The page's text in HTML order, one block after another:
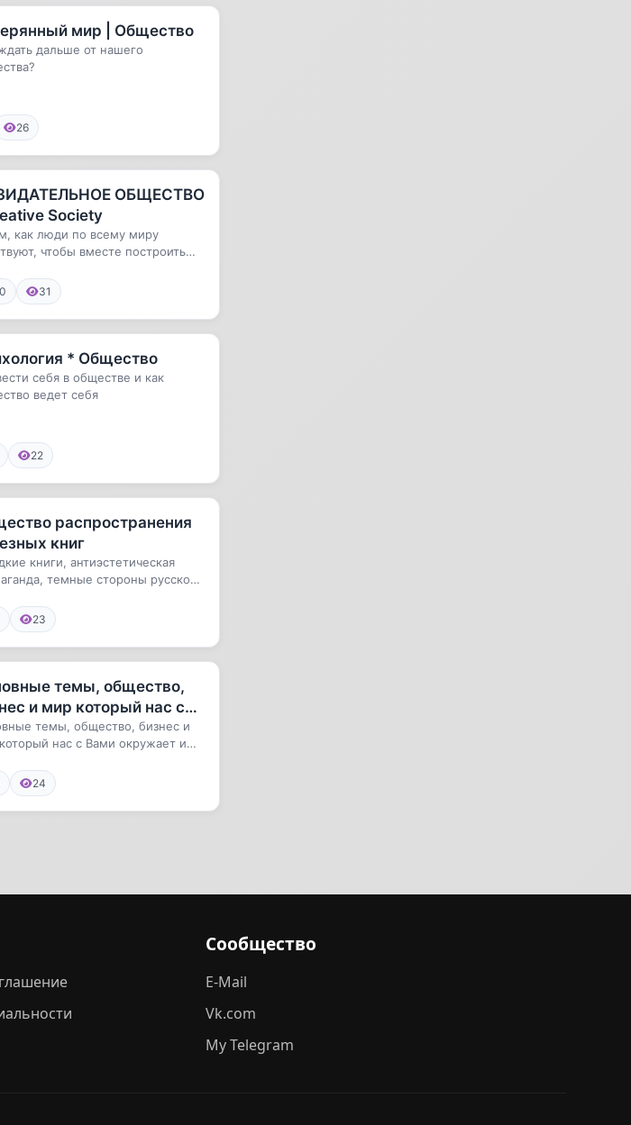
мир | Общество
дальше от нашего
26
ОБЩЕСТВО
Society
как люди по всему миру
чтобы вместе построить
31
* Общество
себя в обществе и как
ведет себя
22
распространения
книг
книги, антиэстетическая
темные стороны русской
23
темы, общество,
и мир который нас с
окружает и мой
город Москва
темы, общество, бизнес и
нас с Вами окружает и
24
Сообщество
E-Mail
Vk.com
My Telegram